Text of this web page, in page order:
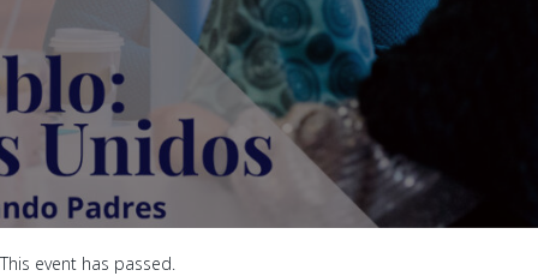
This event has passed.